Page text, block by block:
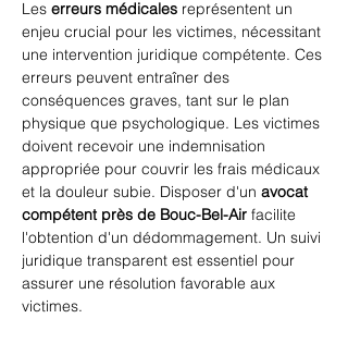
Les erreurs médicales représentent un
enjeu crucial pour les victimes, nécessitant
une intervention juridique compétente. Ces
erreurs peuvent entraîner des
conséquences graves, tant sur le plan
physique que psychologique. Les victimes
doivent recevoir une indemnisation
appropriée pour couvrir les frais médicaux
et la douleur subie. Disposer d'un avocat
compétent près de Bouc-Bel-Air facilite
l'obtention d'un dédommagement. Un suivi
juridique transparent est essentiel pour
assurer une résolution favorable aux
victimes.